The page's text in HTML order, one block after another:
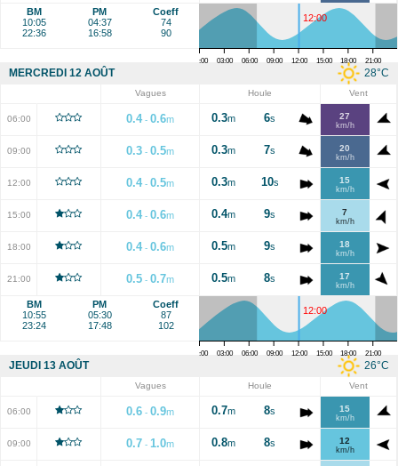
BM
10:05
22:36
PM
04:37
16:58
Coeff
74
90
12:00
00:00 03:00 06:00 09:00 12:00 15:00 18:00 21:00
28°C
MERCREDI 12 AOÛT
Vagues Houle Vent
06:00 0.4-0.6m 0.3m 6s 27
km/h
09:00 0.3 -0.5m 0.3m 7s 20
km/h
12:00 0.4-0.5m 0.3m 10s 15
km/h
15:00 0.4-0.6m 0.4m 9s 7
km/h
18:00 0.4-0.6m 0.5m 9s 18
km/h
21:00 0.5 -0.7m 0.5m 8s 17
km/h
BM
10:55
23:24
PM
05:30
17:48
Coeff
87
102
12:00
00:00 03:00 06:00 09:00 12:00 15:00 18:00 21:00
26°C
JEUDI 13 AOÛT
Vagues Houle Vent
06:00 0.6 -0.9m 0.7m 8s 15
km/h
09:00 0.7 - 1.0m 0.8m 8s 12
km/h